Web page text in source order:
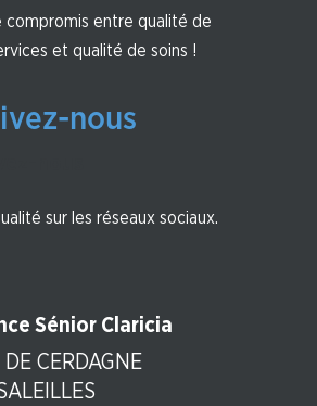
compromis entre qualité de
et qualité de soins !
nous
sur les réseaux sociaux.
Sénior Claricia
CERDAGNE